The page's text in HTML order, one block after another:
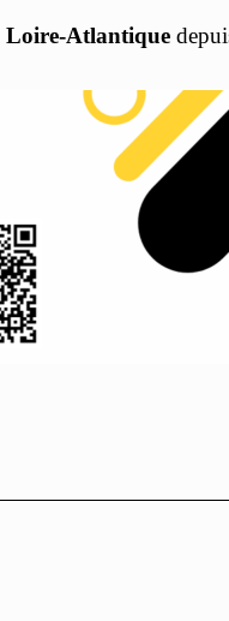
Loire-Atlantique